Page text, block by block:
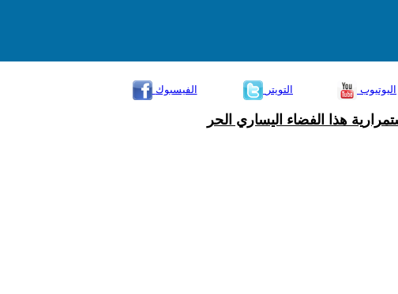
الفيسبوك
التويتر اليوتيوب
هذا الفضاء اليساري الحر